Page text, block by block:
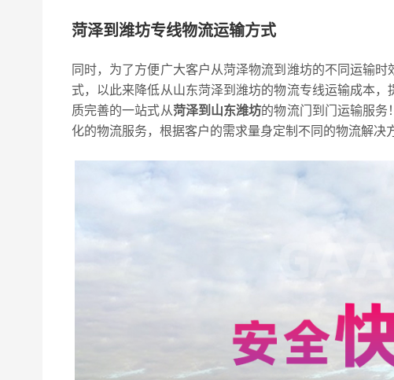
菏泽到潍坊专线物流运输方式
同时，为了方便广大客户从菏泽物流到潍坊的不同运输时
式，以此来降低从山东菏泽到潍坊的物流专线运输成本
质完善的一站式从菏泽到山东潍坊的物流门到门运输服务
化的物流服务，根据客户的需求量身定制不同的物流解决